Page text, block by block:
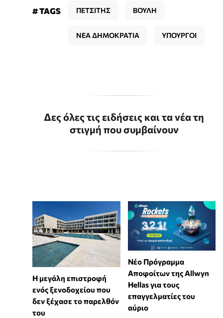
# TAGS ΠΕΤΣΙΤΗΣ ΒΟΥΛΗ
ΝΕΑ ΔΗΜΟΚΡΑΤΙΑ ΥΠΟΥΡΓΟΙ
Δες όλες τις ειδήσεις και τα νέα τη
στιγμή που συμβαίνουν
Η μεγάλη επιστροφή
ενός ξενοδοχείου που
δεν ξέχασε το παρελθόν
του
Νέο Πρόγραμμα
Αποφοίτων της Allwyn
Hellas για τους
επαγγελματίες του
αύριο